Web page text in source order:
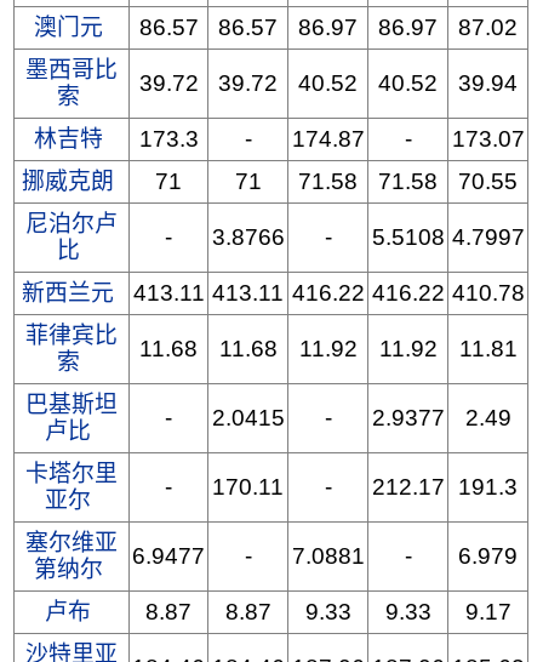
澳门元 86.57 86.57 86.97 86.97
87.02
墨西哥比
索
39.72 39.72 40.52 40.52 39.94
林吉特 173.3 - 174.87 -
173.07
挪威克朗
71 71 71.58 71.58
70.55
尼泊尔卢
比
- 3.8766 - 5.5108 4.7997
新西兰元 413.11 413.11 416.22 416.22 410.78
菲律宾比
索
11.68 11.68 11.92 11.92 11.81
巴基斯坦
卢比
- 2.0415 - 2.9377 2.49
卡塔尔里
亚尔
- 170.11 - 212.17 191.3
塞尔维亚
第纳尔
6.9477 - 7.0881 - 6.979
卢布 8.87 8.87 9.33 9.33
9.17
沙特里亚